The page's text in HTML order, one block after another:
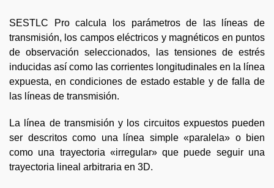
SESTLC Pro calcula los parámetros de las líneas de
transmisión, los campos eléctricos y magnéticos en puntos
de observación seleccionados, las tensiones de estrés
inducidas así como las corrientes longitudinales en la línea
expuesta, en condiciones de estado estable y de falla de
las líneas de transmisión.
La línea de transmisión y los circuitos expuestos pueden
ser descritos como una línea simple «paralela» o bien
como una trayectoria «irregular» que puede seguir una
trayectoria lineal arbitraria en 3D.